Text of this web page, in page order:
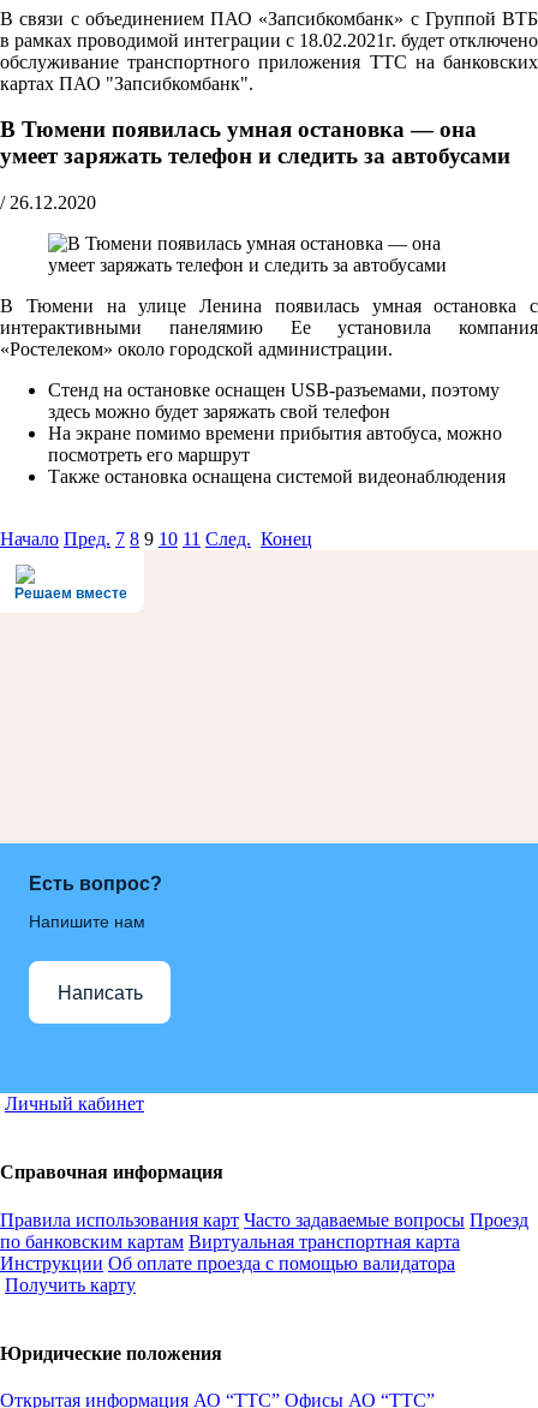
В связи с объединением ПАО «Запсибкомбанк» с Группой ВТБ
в рамках проводимой интеграции с 18.02.2021г. будет отключено
обслуживание транспортного приложения ТТС на банковских
картах ПАО "Запсибкомбанк".
В Тюмени появилась умная остановка — она
умеет заряжать телефон и следить за автобусами
/ 26.12.2020
В Тюмени на улице Ленина появилась умная остановка с
интерактивными панелямию Ее установила компания
«Ростелеком» около городской администрации.
Стенд на остановке оснащен USB-разъемами, поэтому
здесь можно будет заряжать свой телефон
На экране помимо времени прибытия автобуса, можно
посмотреть его маршрут
Также остановка оснащена системой видеонаблюдения
Начало Пред. 7 8 9 10 11 След. Конец
Решаем вместе
Есть вопрос?
Напишите нам
Написать
Личный кабинет
Справочная информация
Правила использования карт Часто задаваемые вопросы Проезд
по банковским картам Виртуальная транспортная карта
Инструкции Об оплате проезда с помощью валидатора
Получить карту
Юридические положения
Открытая информация АО “ТТС” Офисы АО “ТТС”